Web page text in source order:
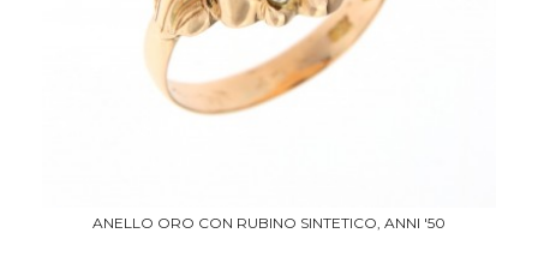
ANELLO ORO CON RUBINO SINTETICO, ANNI '50